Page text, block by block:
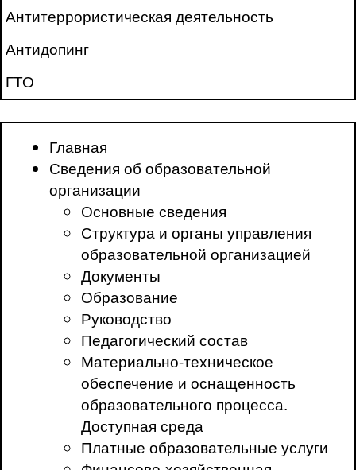
Антитеррористическая деятельность
Антидопинг
ГТО
Главная
Сведения об образовательной
организации
Основные сведения
Структура и органы управления
образовательной организацией
Документы
Образование
Руководство
Педагогический состав
Материально-техническое
обеспечение и оснащенность
образовательного процесса.
Доступная среда
Платные образовательные услуги